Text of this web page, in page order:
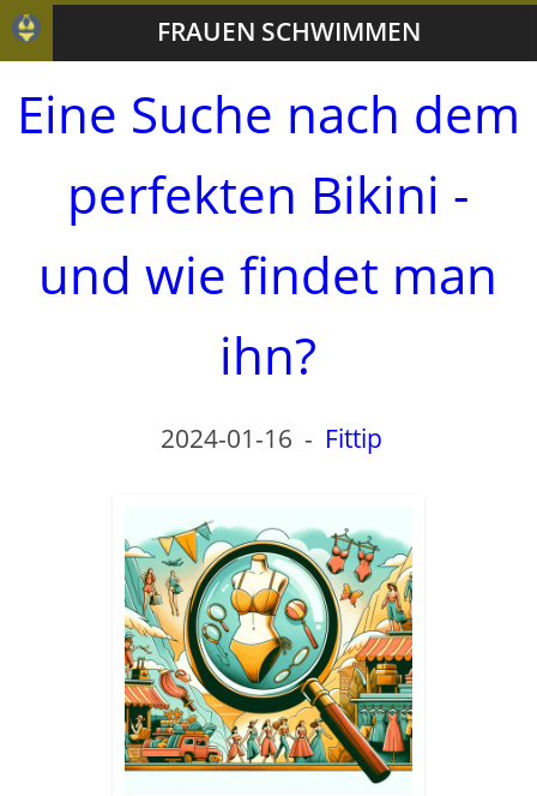
FRAUEN SCHWIMMEN
Eine Suche nach dem
perfekten Bikini -
und wie findet man
ihn?
2024-01-16 - Fittip